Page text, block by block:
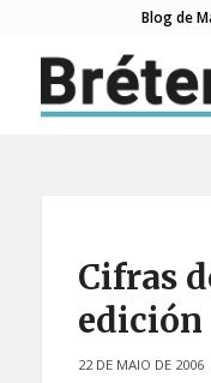
Blog de
Cifras
edición
22 DE MAIO DE 2006